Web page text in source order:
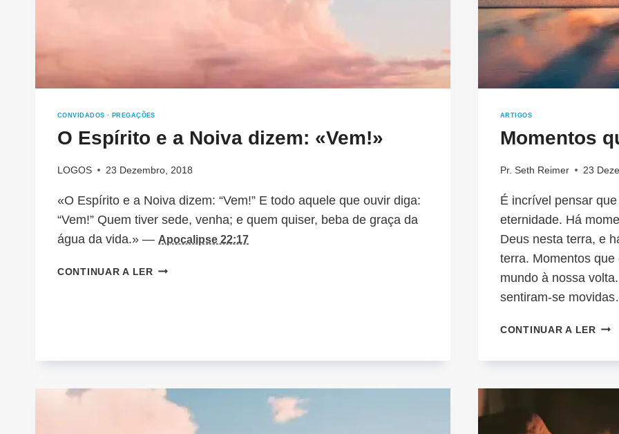
CONVIDADOS · PREGAÇÕES
O Espírito e a Noiva dizem: «Vem!»
LOGOS 23 Dezembro, 2018
«O Espírito e a Noiva dizem: “Vem!” E todo aquele que ouvir diga:
“Vem!” Quem tiver sede, venha; e quem quiser, beba de graça da
água da vida.» — Apocalipse 22:17
CONTINUAR A LERO
«VEM!»
ARTIGOS
Momentos
Pr. Seth Reimer 23
É incrível pensar
eternidade. Há
Deus nesta terra, e
terra. Momentos
mundo à nossa
sentiram-se
CONTINUAR A LER